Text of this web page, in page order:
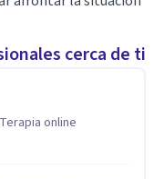
cerca de ti
Terapia online